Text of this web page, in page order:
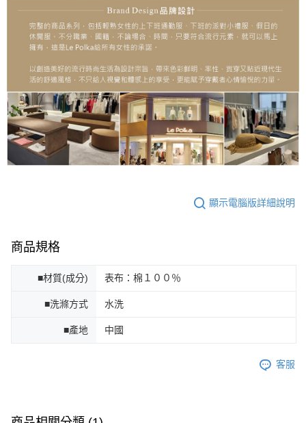
顯示電腦版詳細說明
商品規格
■材質(成分) 表布：棉１００％
■洗滌方式 水洗
■產地 中國
客服